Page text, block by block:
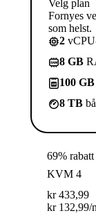
Velg plan
Fornyes
som helst.
2
8 GB
100 GB
8 TB
69% rabatt
KVM 4
kr 433,99
kr 132,99/